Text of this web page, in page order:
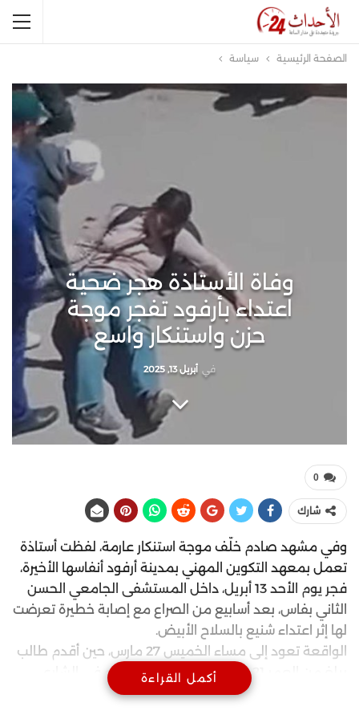
الصفحة الرئيسية سياسة
وفاة الأستاذة هجر ضحية
اعتداء بأرفود تفجر موجة
حزن واستنكار واسع
في أبريل 13, 2025
0
شارك
وفي مشهد صادم خلّف موجة استنكار عارمة، لفظت أستاذة
تعمل بمعهد التكوين المهني بمدينة أرفود أنفاسها الأخيرة،
فجر يوم الأحد 13 أبريل، داخل المستشفى الجامعي الحسن
الثاني بفاس، بعد أسابيع من الصراع مع إصابة خطيرة تعرضت
لها إثر اعتداء شنيع بالسلاح الأبيض.
الواقعة تعود إلى مساء الخميس 27 مارس، حين أقدم طالب
يبلغ من العمر 21 سنة على مهاجمة أستاذته في الشارع
العام بواسطة أداة حادة من نوع “شاقور”، مما تسبب في
أكمل القراءة